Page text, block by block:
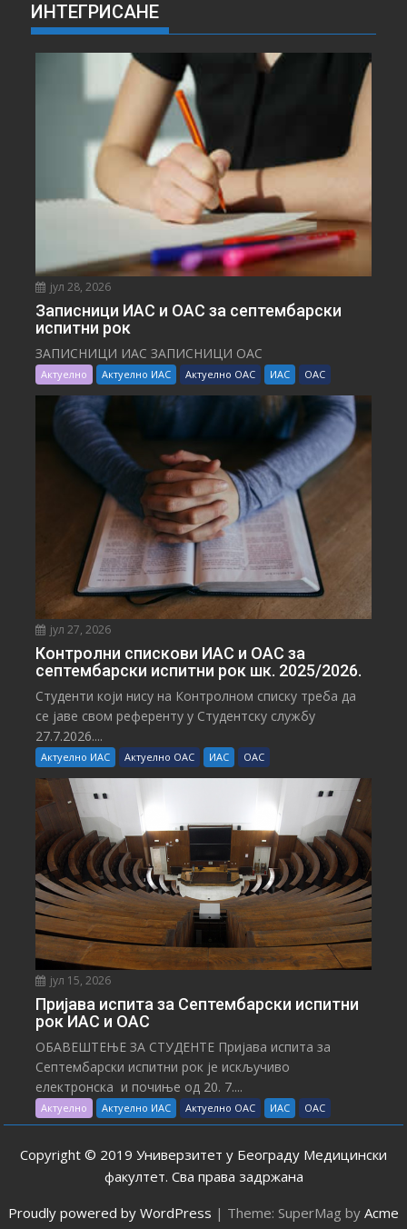
ИНТЕГРИСАНЕ
јул 28, 2026
Записници ИАС и ОАС за септембарски
испитни рок
ЗАПИСНИЦИ ИАС ЗАПИСНИЦИ ОАС
Актуелно Актуелно ИАС Актуелно ОАС ИАС ОАС
јул 27, 2026
Контролни спискови ИАС и ОАС за
септембарски испитни рок шк. 2025/2026.
Студенти који нису на Контролном списку треба да
се јаве свом референту у Студентску службу
27.7.2026....
Актуелно ИАС Актуелно ОАС ИАС ОАС
јул 15, 2026
Пријава испита за Септембарски испитни
рок ИАС и ОАС
ОБАВЕШТЕЊЕ ЗА СТУДЕНТЕ Пријава испита за
Септембарски испитни рок је искључиво
електронска и почиње од 20. 7....
Актуелно Актуелно ИАС Актуелно ОАС ИАС ОАС
Copyright © 2019 Универзитет у Београду Медицински
факултет. Сва права задржана
Proudly powered by WordPress | Theme: SuperMag by Acme